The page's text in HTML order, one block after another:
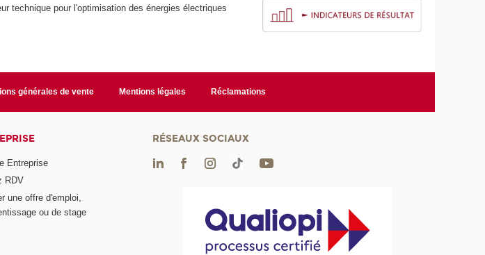
technique pour l'optimisation des énergies électriques
générales de vente Mentions légales Réclamations
Entreprise
RDV
une offre d'emploi,
ou de stage
RÉSEAUX SOCIAUX